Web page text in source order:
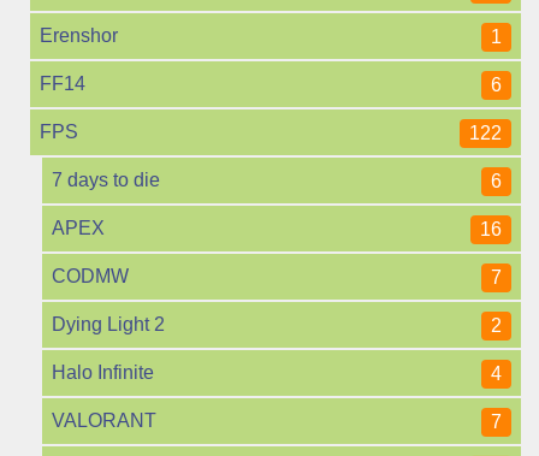
Erenshor 1
FF14 6
FPS 122
7 days to die 6
APEX 16
CODMW 7
Dying Light 2 2
Halo Infinite 4
VALORANT 7